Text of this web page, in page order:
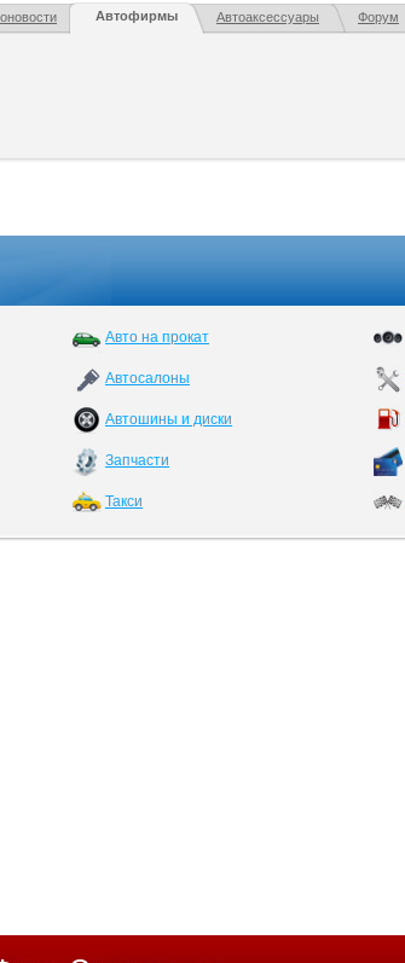
Автофирмы Автоаксессуары Форум
Авто на прокат
Автосалоны
Автошины и диски
Запчасти
Такси